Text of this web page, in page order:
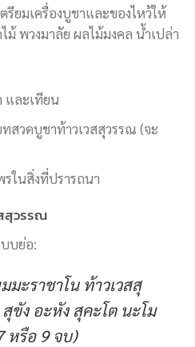
รียมเครื่องบูชาและของไหว้ให้
พวงมาลัย ผลไม้มงคล น้ำเปล่า
ละเทียน
สวดบูชาท้าวเวสสุวรรณ (จะ
ในสิ่งที่ปรารถนา
สุวรรณ
บย่อ:
มะราชาโน ท้าวเวสสุ
ขัง อะหัง สุคะโต นะโม
หรือ 9 จบ)